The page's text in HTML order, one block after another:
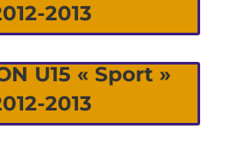
2013
U15 « Sport »
2013